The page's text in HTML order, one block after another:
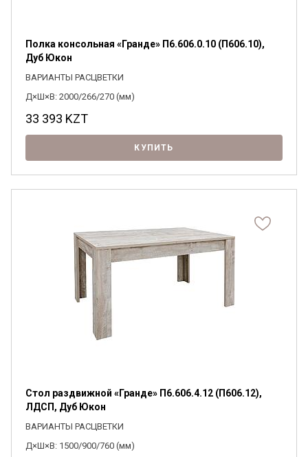
Полка консольная «Гранде» П6.606.0.10 (П606.10),
Дуб Юкон
ВАРИАНТЫ РАСЦВЕТКИ
Д×Ш×В: 2000/266/270 (мм)
33 393 KZT
КУПИТЬ
Стол раздвижной «Гранде» П6.606.4.12 (П606.12),
ЛДСП, Дуб Юкон
ВАРИАНТЫ РАСЦВЕТКИ
Д×Ш×В: 1500/900/760 (мм)